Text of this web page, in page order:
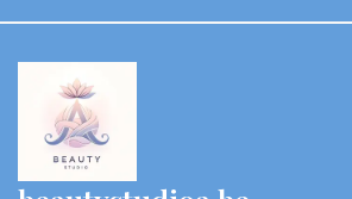
content